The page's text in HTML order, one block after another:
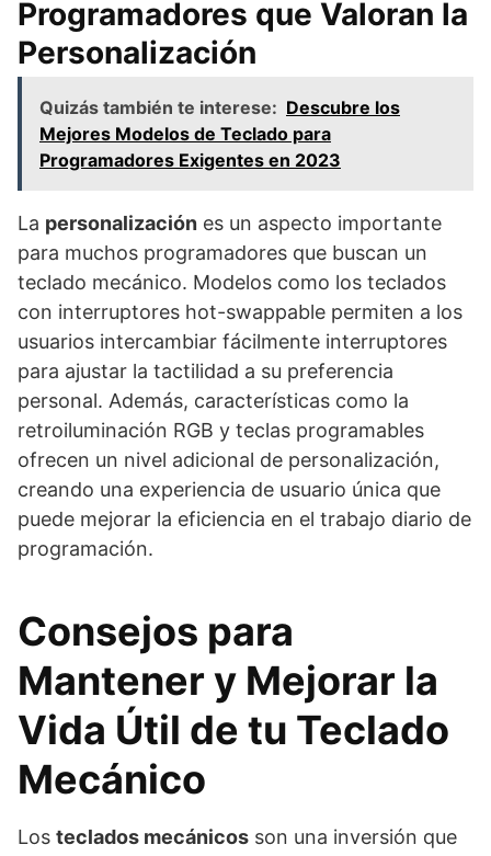
Programadores que Valoran la
Personalización
Quizás también te interese: Descubre los
Mejores Modelos de Teclado para
Programadores Exigentes en 2023
La personalización es un aspecto importante
para muchos programadores que buscan un
teclado mecánico. Modelos como los teclados
con interruptores hot-swappable permiten a los
usuarios intercambiar fácilmente interruptores
para ajustar la tactilidad a su preferencia
personal. Además, características como la
retroiluminación RGB y teclas programables
ofrecen un nivel adicional de personalización,
creando una experiencia de usuario única que
puede mejorar la eficiencia en el trabajo diario de
programación.
Consejos para
Mantener y Mejorar la
Vida Útil de tu Teclado
Mecánico
Los teclados mecánicos son una inversión que